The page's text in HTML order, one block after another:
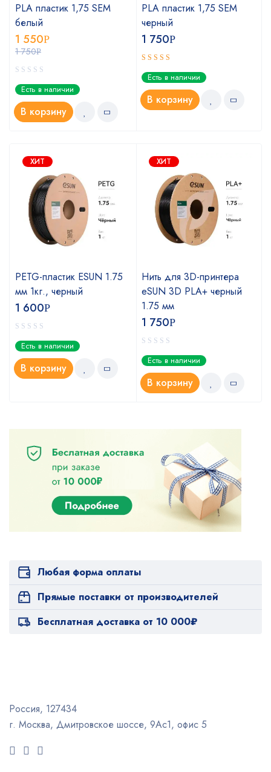
PLA пластик 1,75 SEM
белый
1 750Р
1 550Р
Есть в наличии
В корзину
PLA пластик 1,75 SEM
черный
1 750Р
Оценка
5.00из 5
Есть в наличии
В корзину
ХИТ
PETG-пластик ESUN 1.75
мм 1кг., черный
1 600Р
Есть в наличии
В корзину
ХИТ
Нить для 3D-принтера
eSUN 3D PLA+ черный
1.75 мм
1 750Р
Есть в наличии
В корзину
Любая форма оплаты
Прямые поставки от производителей
Бесплатная доставка от 10 000₽
Россия, 127434
г. Москва, Дмитровское шоссе, 9Ас1, офис 5